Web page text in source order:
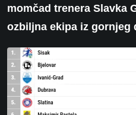
momčad trenera Slavka
ozbiljna ekipa iz gornjeg